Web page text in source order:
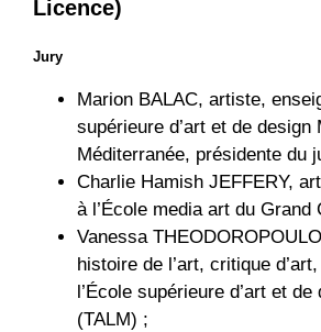
Licence)
Jury
Marion BALAC, artiste,
supérieure d’art et de design
Méditerranée, présidente du
Charlie Hamish JEFFERY,
à l’École media art du Grand
Vanessa
histoire de l’art, critique
l’École supérieure d’art et de
(TALM) ;